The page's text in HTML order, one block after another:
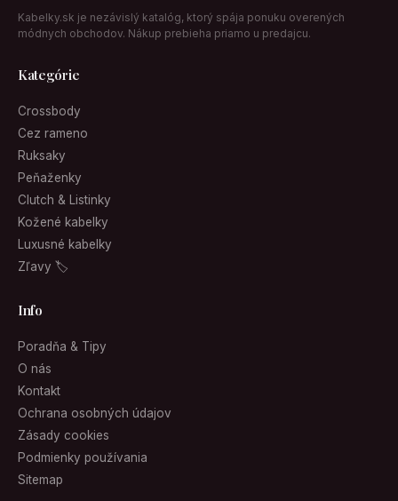
Kabelky.sk je nezávislý katalóg, ktorý spája ponuku overených
módnych obchodov. Nákup prebieha priamo u predajcu.
Kategórie
Crossbody
Cez rameno
Ruksaky
Peňaženky
Clutch & Listinky
Kožené kabelky
Luxusné kabelky
Zľavy 🏷
Info
Poradňa & Tipy
O nás
Kontakt
Ochrana osobných údajov
Zásady cookies
Podmienky používania
Sitemap